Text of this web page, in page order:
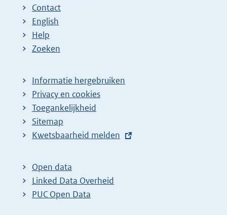
Contact
English
Help
Zoeken
Informatie hergebruiken
Privacy en cookies
Toegankelijkheid
Sitemap
E
t
e
r
Kwetsbaarheid melden
Open data
Linked Data Overheid
PUC Open Data